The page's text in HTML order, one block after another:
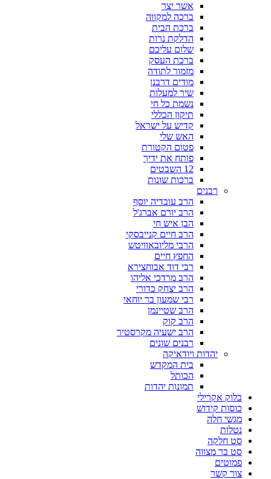
אשר יצר
ברכה למקווה
ברכת הבית
הדלקת נרות
שלום עליכם
ברכת העסק
מזמור לתודה
מודים דרבנן
שיר למעלות
נשמת כל חי
תיקון הכללי
קדיש על ישראל
האש שלי
פטום הקטורת
פותח את ידיך
12 השבטים
ברכות שונות
רבנים
הרב עובדיה יוסף
הרב יורם אברג'ל
הבן איש חי
הרב חיים קנייבסקי
הרבי מליובאוויטש
החפץ חיים
רבי דוד אבוחצירא
הרב מרדכי אליהו
הרב יצחק כדורי
רבי שמעון בר יוחאי
הרב שטיינמן
הרב קוק
הרב ישעיה מקרסטיר
רבנים שונים
יהדות ויודאיקה
בית המקדש
הכותל
תמונות יהדות
בלוק אקרילי
כוסות קידוש
מגשי חלה
נטלות
סט חלקה
סט בר מצווה
פמוטים
צור קשר